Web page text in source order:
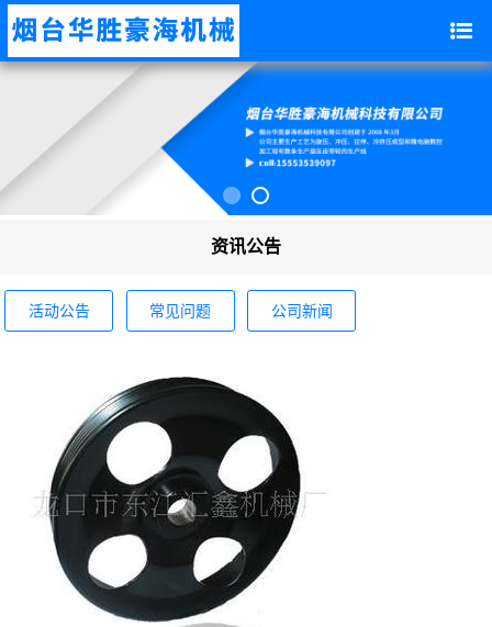
资讯公告
活动公告 常见问题 公司新闻